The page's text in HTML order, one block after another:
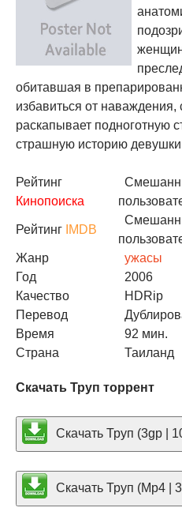
обитавшая в
избавиться от наваждения,
раскапывает подноготную
страшную историю
Рейтинг
Кинопоиска
Рейтинг IMDB
Жанр
ужасы
Год
2006
Качество
HDRip
Перевод
Время
92 мин.
Страна
Таиланд
Скачать Труп торрент
Скачать Труп (3gp |
Скачать Труп (Mp4 |